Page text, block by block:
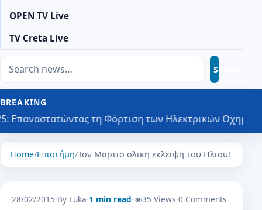
OPEN TV Live
TV Creta Live
Search
Search
BREAKING
τη Φόρτιση των Ηλεκτρικών Οχημάτων σε 6
Home/Επιστήμη/Τον Μαρτιο ολικη εκλειψη του Ηλιου!
28/02/2015·By Luka·1 min read· 35 Views·0 Comments